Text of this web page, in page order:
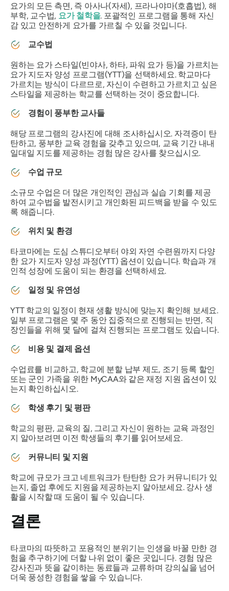
요가의 모든 측면, 즉 아사나(자세), 프라나야마(호흡법), 해
부학, 교수법, 요가 철학을. 포괄적인 프로그램을 통해 자신
감 있고 안전하게 요가를 가르칠 수 있을 것입니다.
교수법
원하는 요가 스타일(빈야사, 하타, 파워 요가 등)을 가르치는
요가 지도자 양성 프로그램(YTT)을 선택하세요. 학교마다
가르치는 방식이 다르므로, 자신이 수련하고 가르치고 싶은
스타일을 제공하는 학교를 선택하는 것이 중요합니다.
경험이 풍부한 교사들
해당 프로그램의 강사진에 대해 조사하십시오. 자격증이 탄
탄하고, 풍부한 교육 경험을 갖추고 있으며, 교육 기간 내내
일대일 지도를 제공하는 경험 많은 강사를 찾으십시오.
수업 규모
소규모 수업은 더 많은 개인적인 관심과 실습 기회를 제공
하여 교수법을 발전시키고 개인화된 피드백을 받을 수 있도
록 해줍니다.
위치 및 환경
타코마에는 도심 스튜디오부터 야외 자연 수련원까지 다양
한 요가 지도자 양성 과정(YTT) 옵션이 있습니다. 학습과 개
인적 성장에 도움이 되는 환경을 선택하세요.
일정 및 유연성
YTT 학교의 일정이 현재 생활 방식에 맞는지 확인해 보세요.
일부 프로그램은 몇 주 동안 집중적으로 진행되는 반면, 직
장인들을 위해 몇 달에 걸쳐 진행되는 프로그램도 있습니다.
비용 및 결제 옵션
수업료를 비교하고, 학교에 분할 납부 제도, 조기 등록 할인
또는 군인 가족을 위한 MyCAA와 같은 재정 지원 옵션이 있
는지 확인하십시오.
학생 후기 및 평판
학교의 평판, 교육의 질, 그리고 자신이 원하는 교육 과정인
지 알아보려면 이전 학생들의 후기를 읽어보세요.
커뮤니티 및 지원
학교에 규모가 크고 네트워크가 탄탄한 요가 커뮤니티가 있
는지, 졸업 후에도 지원을 제공하는지 알아보세요. 강사 생
활을 시작할 때 도움이 될 수 있습니다.
결론
타코마의 따뜻하고 포용적인 분위기는 인생을 바꿀 만한 경
험을 추구하기에 더할 나위 없이 좋은 곳입니다. 경험 많은
강사진과 뜻을 같이하는 동료들과 교류하며 강의실을 넘어
더욱 풍성한 경험을 쌓을 수 있습니다.